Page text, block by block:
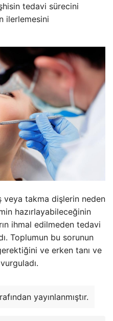
tedavi sürecini
ilerlemesini
veya takma dişlerin neden
hazırlayabileceğinin
ihmal edilmeden tedavi
Toplumun bu sorunun
ve erken tanı ve
yayınlanmıştır.